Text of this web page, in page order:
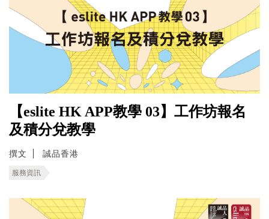
【eslite HK APP教學 03】工作坊報名
及積分兌教學
撰文 誠品香港
服務資訊